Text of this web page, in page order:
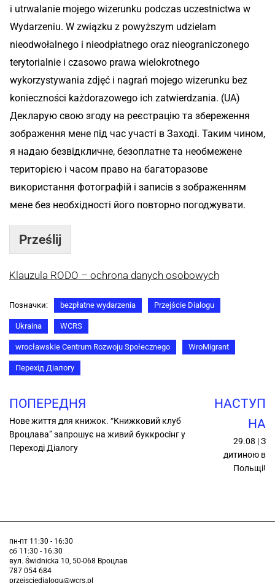
i utrwalanie mojego wizerunku podczas uczestnictwa w
Wydarzeniu. W związku z powyższym udzielam
nieodwołalnego i nieodpłatnego oraz nieograniczonego
terytorialnie i czasowo prawa wielokrotnego
wykorzystywania zdjęć i nagrań mojego wizerunku bez
konieczności każdorazowego ich zatwierdzania. (UA)
Декларую свою згоду на реєстрацію та збереження
зображення мене під час участі в Заході. Таким чином,
я надаю безвідкличне, безоплатне та необмежене
територією і часом право на багаторазове
використання фотографій і записів з зображенням
мене без необхідності його повторно погоджувати.
Prześlij
Klauzula RODO – ochrona danych osobowych
Позначки: bezpłatne wydarzenia Przejście Dialogu
Ukraina WCRS
wrocławskie Centrum Rozwoju Społecznego WroMigrant
Перехід Діалогу
ПОПЕРЕДНЯ
Нове життя для книжок. “Книжковий клуб
Вроцлава” запрошує на живий буккросінг у
Переході Діалогу
НАСТУП
НА
29.08 | З
дитиною в
Польщі!
пн-пт 11:30 - 16:30
сб 11:30 - 16:30
вул. Świdnicka 10, 50-068 Вроцлав
787 054 684
przejsciedialogu@wcrs.pl